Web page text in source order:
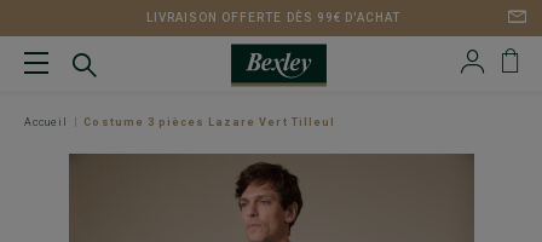
LIVRAISON OFFERTE DÈS 99€ D'ACHAT
Accueil Costume 3 pièces Lazare Vert Tilleul